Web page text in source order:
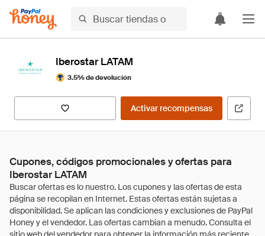
Iberostar LATAM
3.5% de devolución
Activar recompensas
Cupones, códigos promocionales y ofertas para
Iberostar LATAM